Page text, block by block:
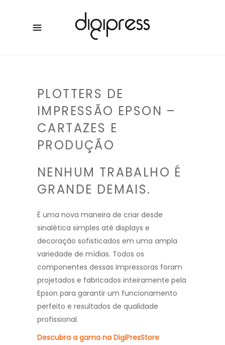
PLOTTERS DE
IMPRESSÃO EPSON –
CARTAZES E
PRODUÇÃO
NENHUM TRABALHO É
GRANDE DEMAIS.
É uma nova maneira de criar desde
sinalética simples até displays e
decoração sofisticados em uma ampla
variedade de mídias. Todos os
componentes dessas impressoras foram
projetados e fabricados inteiramente pela
Epson para garantir um funcionamento
perfeito e resultados de qualidade
profissional.
Descubra a gama na DigiPresStore